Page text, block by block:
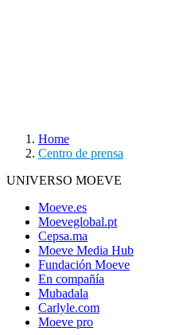
Home
Centro de prensa
UNIVERSO MOEVE
Moeve.es
Moeveglobal.pt
Cepsa.ma
Moeve Media Hub
Fundación Moeve
En compañía
Mubadala
Carlyle.com
Moeve pro